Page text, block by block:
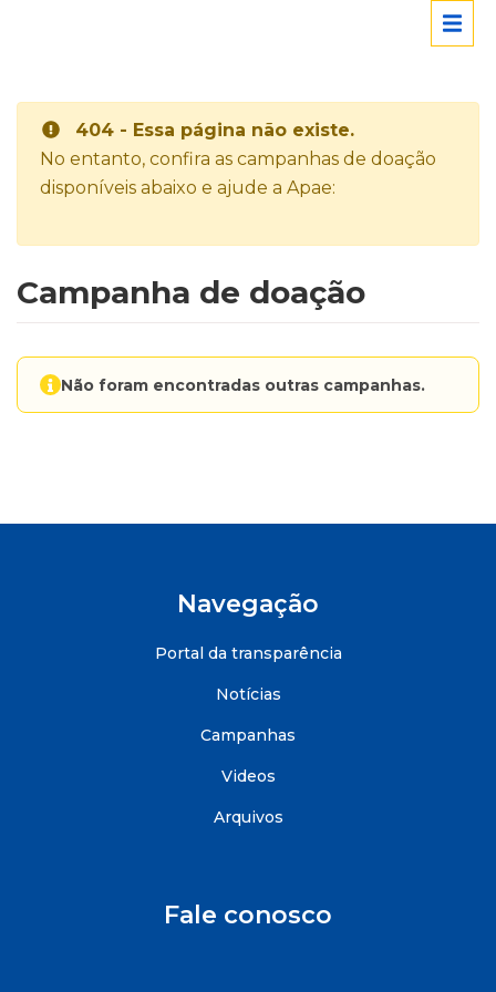
404 - Essa página não existe.
No entanto, confira as campanhas de doação
disponíveis abaixo e ajude a Apae:
Campanha de doação
Não foram encontradas outras campanhas.
Navegação
Portal da transparência
Notícias
Campanhas
Videos
Arquivos
Fale conosco